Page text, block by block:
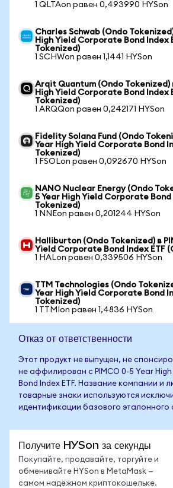
1 QLTAon равен 0,493990 HYSon
Charles Schwab (Ondo
High Yield Corporate Bond Index
Tokenized)
1 SCHWon равен 1,1441 HYSon
Arqit Quantum (Ondo Tokenized)
High Yield Corporate Bond Index
Tokenized)
1 ARQQon равен 0,242171 HYSon
Fidelity Solana Fund (Ondo
Year High Yield Corporate Bond
Tokenized)
1 FSOLon равен 0,092670 HYSon
NANO Nuclear Energy (Ondo
5 Year High Yield Corporate Bond
Tokenized)
1 NNEon равен 0,201244 HYSon
Halliburton (Ondo Tokenized) в
Yield Corporate Bond Index ETF
1 HALon равен 0,339506 HYSon
TTM Technologies (Ondo
Year High Yield Corporate Bond
Tokenized)
1 TTMIon равен 1,4836 HYSon
Отказ от ответственности
Этот продукт не выпущен, не
не аффилирован с PIMCO 0-5 Year
Bond Index ETF. Название компании и
товарные знаки используются
идентификации базового эталонного
Получите HYSon за секунды
Покупайте, продавайте, торгуйте и
обменивайте HYSon в MetaMask —
самом надёжном криптокошельке.